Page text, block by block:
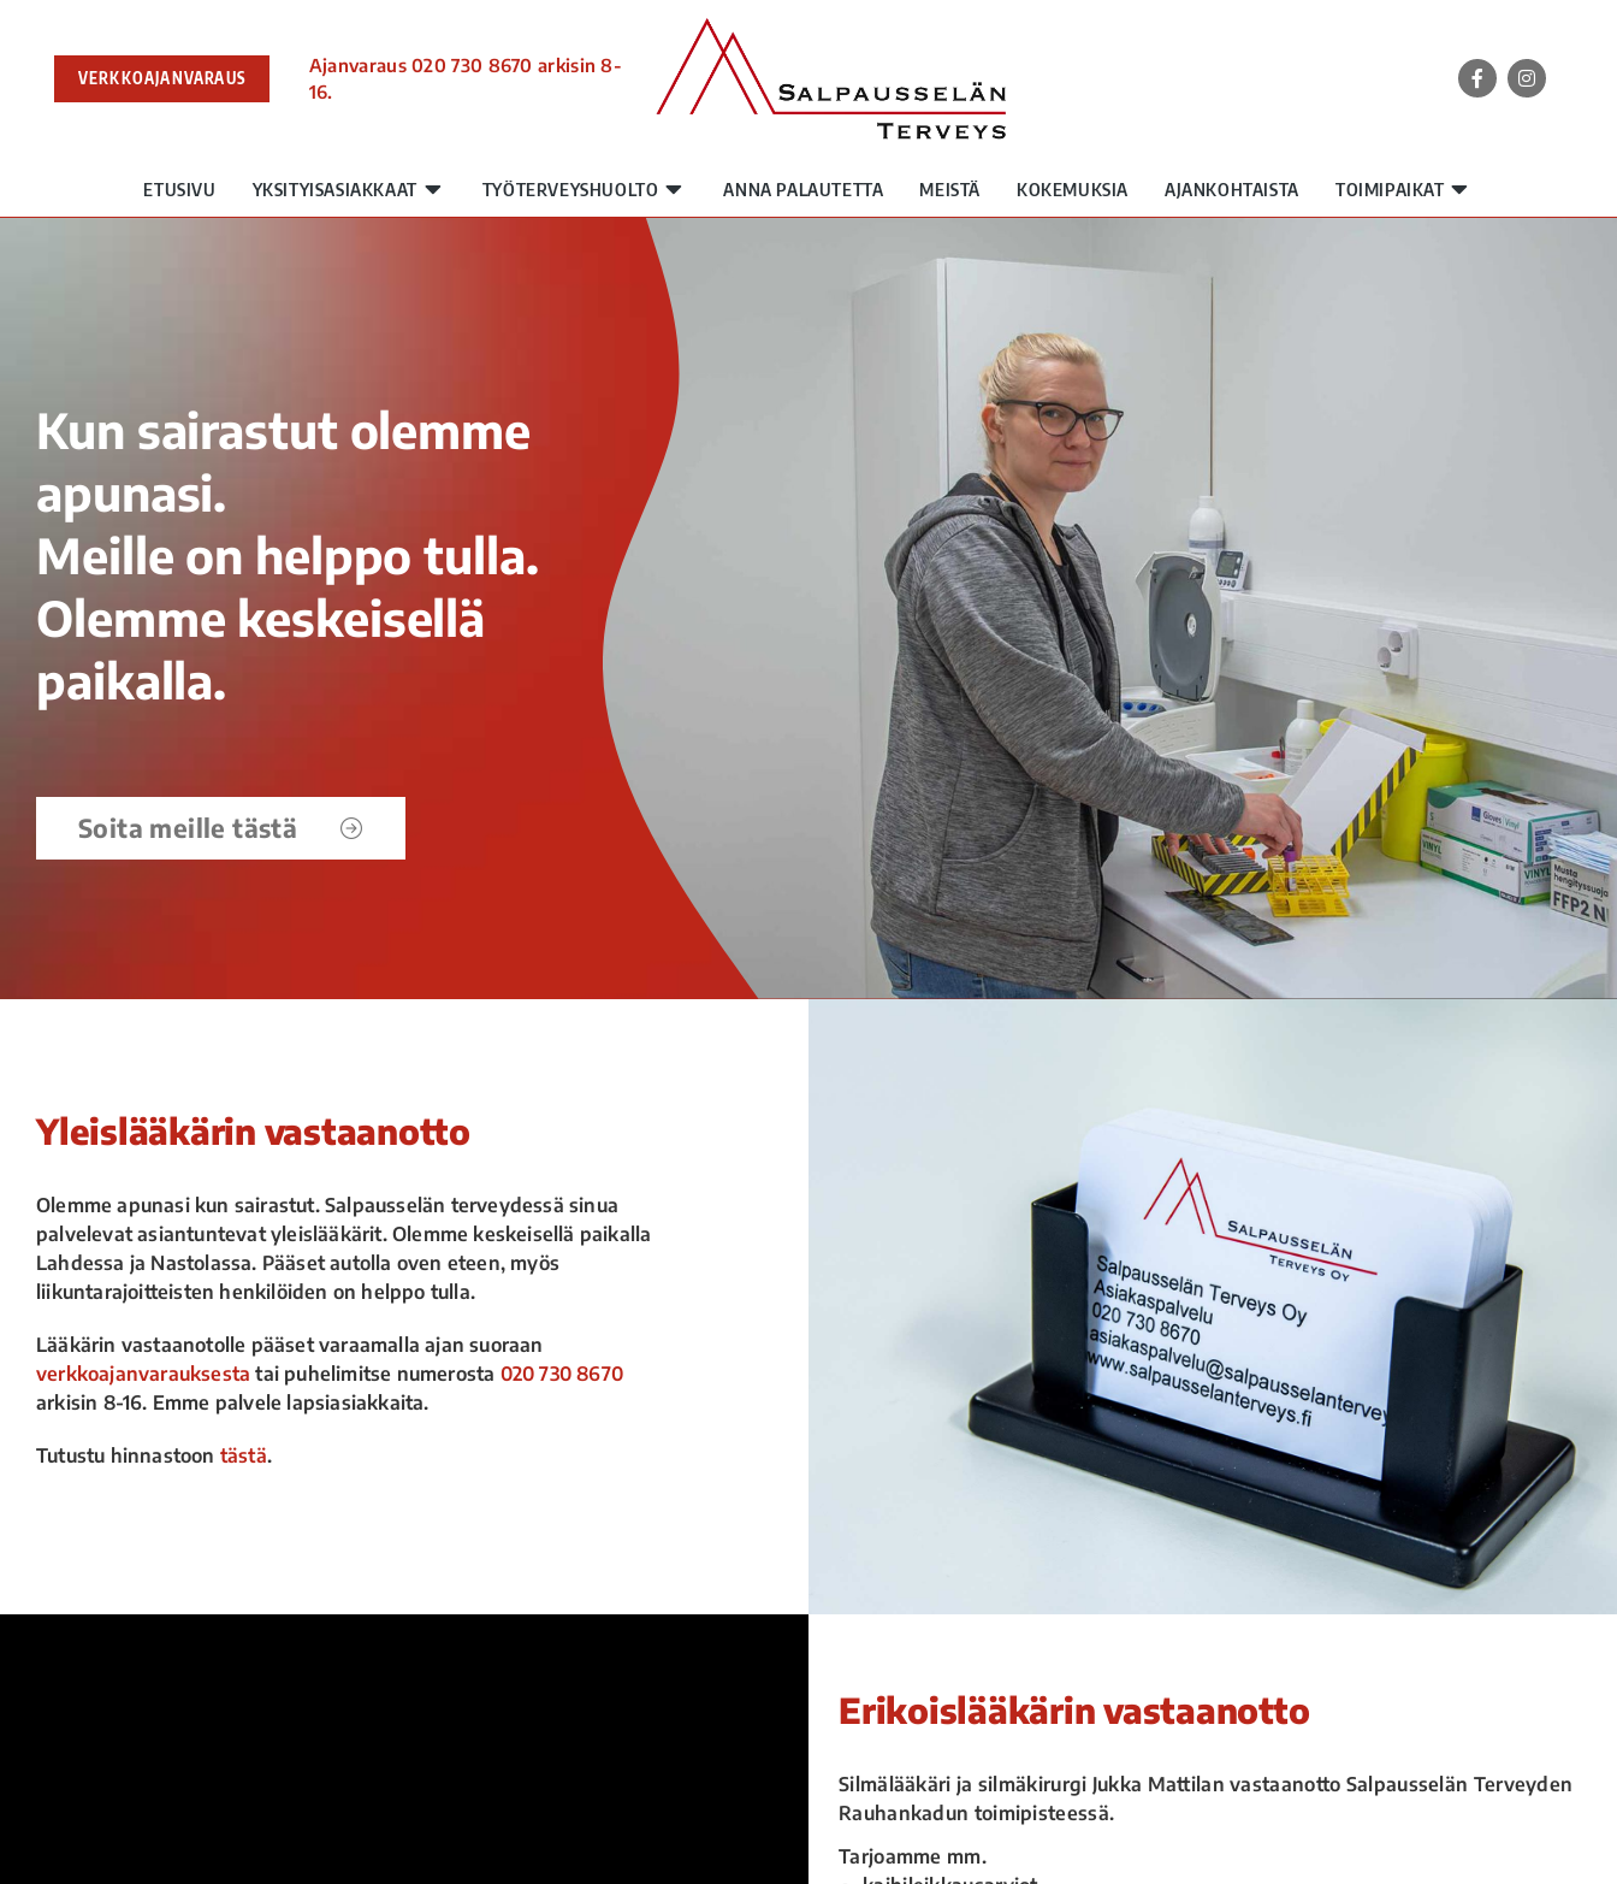
VERKKOAJANVARAUS
Ajanvaraus 020 730 8670 arkisin 8-
16.
ETUSIVU YKSITYISASIAKKAAT TYÖTERVEYSHUOLTO ANNA PALAUTETTA MEISTÄ KOKEMUKSIA AJANKOHTAISTA TOIMIPAIKAT
Kun sairastut olemme
apunasi.
Meille on helppo tulla.
Olemme keskeisellä
paikalla.
Soita meille tästä
Yleislääkärin vastaanotto
Olemme apunasi kun sairastut. Salpausselän terveydessä sinua
palvelevat asiantuntevat yleislääkärit. Olemme keskeisellä paikalla
Lahdessa ja Nastolassa. Pääset autolla oven eteen, myös
liikuntarajoitteisten henkilöiden on helppo tulla.
Lääkärin vastaanotolle pääset varaamalla ajan suoraan
verkkoajanvarauksesta tai puhelimitse numerosta 020 730 8670
arkisin 8-16. Emme palvele lapsiasiakkaita.
Tutustu hinnastoon tästä.
Erikoislääkärin vastaanotto
Silmälääkäri ja silmäkirurgi Jukka Mattilan vastaanotto Salpausselän Terveyden
Rauhankadun toimipisteessä.
Tarjoamme mm.